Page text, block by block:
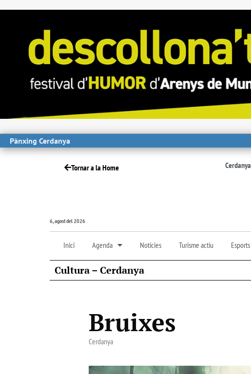
Pànxing Cerdanya
Tornar a la Home Cerdanya
6, agost del 2026
Inici Agenda Notícies Turisme actiu Esports
Cultura – Cerdanya
Bruixes
Cerdanya